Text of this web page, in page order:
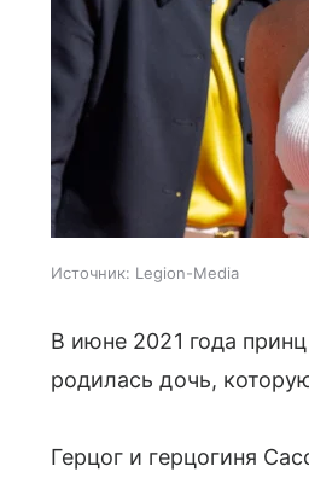
Источник: Legion-Media
В июне 2021 года
родилась дочь,
Герцог и герцогиня